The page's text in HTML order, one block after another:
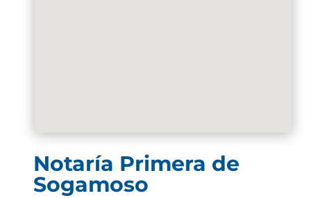
Notaría Primera de
Sogamoso